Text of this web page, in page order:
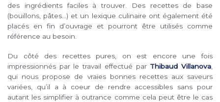
des ingrédients faciles à trouver. Des recettes de base
(bouillons, pâtes…) et un lexique culinaire ont également été
placés en fin d’ouvrage et pourront être utilisés comme
référence au besoin.
Du côté des recettes pures, on est encore une fois
impressionnés par le travail effectué par Thibaud Villanova,
qui nous propose de vraies bonnes recettes aux saveurs
variées, qu’il a à coeur de rendre accessibles sans pour
autant les simplifier à outrance comme cela peut être le cas